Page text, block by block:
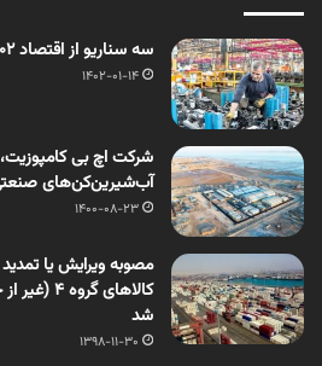
سه سناریو از اقتصاد ۱۴۰۲
1402-01-14
شرکت اچ بی کامپوزیت،
آب‌شیرین‌کن‌های
1400-08-23
مصوبه ویرایش یا
شد
1398-11-30